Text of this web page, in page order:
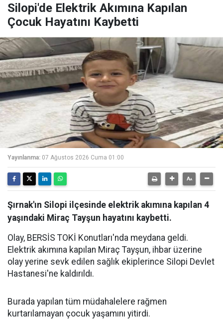
Silopi'de Elektrik Akımına Kapılan
Çocuk Hayatını Kaybetti
Yayınlanma: 07 Ağustos 2026 Cuma 01:00
Şırnak'ın Silopi ilçesinde elektrik akımına kapılan 4
yaşındaki Miraç Tayşun hayatını kaybetti.
Olay, BERSİS TOKİ Konutları'nda meydana geldi.
Elektrik akımına kapılan Miraç Tayşun, ihbar üzerine
olay yerine sevk edilen sağlık ekiplerince Silopi Devlet
Hastanesi'ne kaldırıldı.
Burada yapılan tüm müdahalelere rağmen
kurtarılamayan çocuk yaşamını yitirdi.